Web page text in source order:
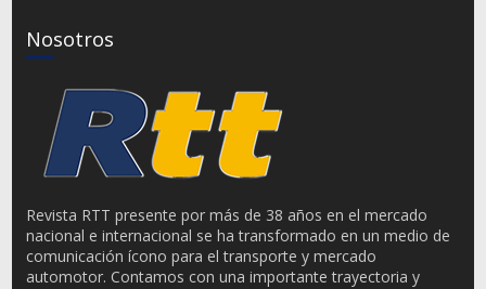
Nosotros
Revista RTT presente por más de 38 años en el mercado
nacional e internacional se ha transformado en un medio de
comunicación ícono para el transporte y mercado
automotor. Contamos con una importante trayectoria y